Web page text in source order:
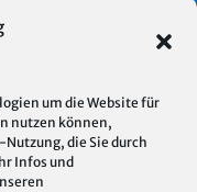
um die Website für
nutzen können,
Nutzung, die Sie durch
Infos und
Standort